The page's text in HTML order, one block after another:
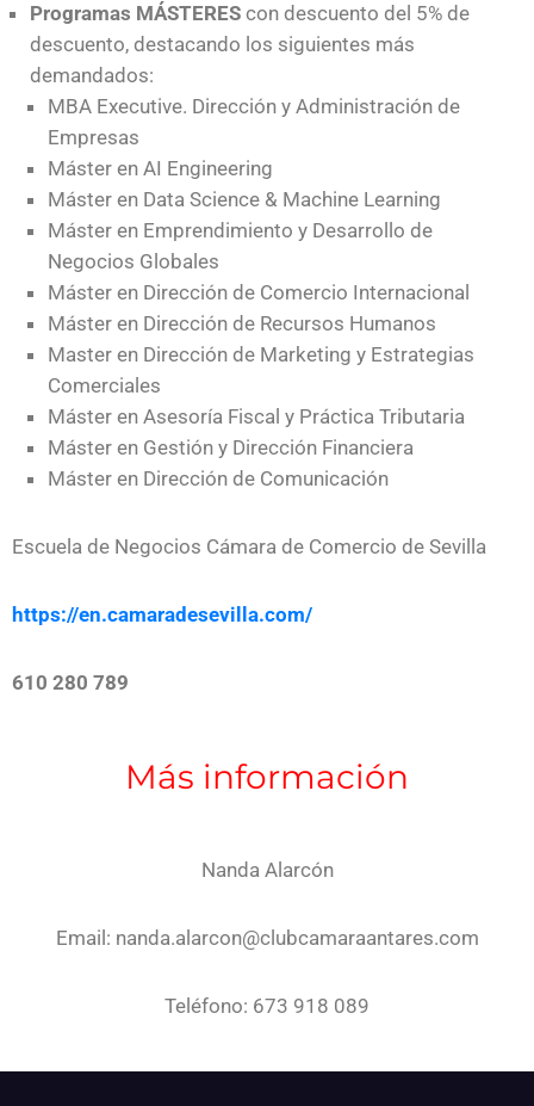
Programas MÁSTERES con descuento del 5% de
descuento, destacando los siguientes más
demandados:
MBA Executive. Dirección y Administración de
Empresas
Máster en AI Engineering
Máster en Data Science & Machine Learning
Máster en Emprendimiento y Desarrollo de
Negocios Globales
Máster en Dirección de Comercio Internacional
Máster en Dirección de Recursos Humanos
Master en Dirección de Marketing y Estrategias
Comerciales
Máster en Asesoría Fiscal y Práctica Tributaria
Máster en Gestión y Dirección Financiera
Máster en Dirección de Comunicación
Escuela de Negocios Cámara de Comercio de Sevilla
https://en.camaradesevilla.com/
610 280 789
Más información
Nanda Alarcón
Email: nanda.alarcon@clubcamaraantares.com
Teléfono: 673 918 089